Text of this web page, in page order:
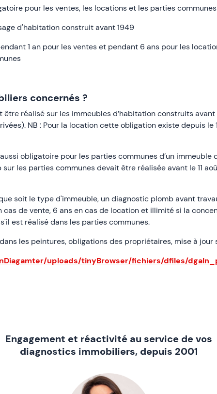
pour les ventes, les locations et les parties communes
d'habitation construit avant 1949
1 an pour les ventes et pendant 6 ans pour les
concernés ?
réalisé sur les immeubles d’habitation construits avant
NB : Pour la location cette obligation existe depuis le
obligatoire pour les parties communes d’un immeuble
les parties communes devait être réalisée avant le 11
soit le type d'immeuble, un diagnostic plomb avant
cas de vente, 6 ans en cas de location et illimité si la
est réalisé dans les parties communes.
les peintures, obligations des propriétaires, mise à jour
uploads/tinyBrowser/fichiers/dfiles/
Engagement et réactivité au service de vos
diagnostics immobiliers, depuis 2001